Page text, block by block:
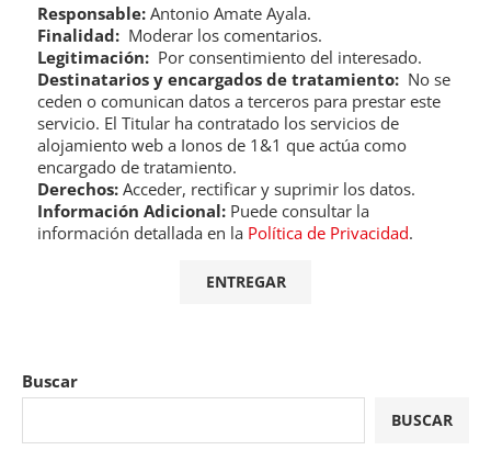
Responsable: Antonio Amate Ayala.
Finalidad: Moderar los comentarios.
Legitimación: Por consentimiento del interesado.
Destinatarios y encargados de tratamiento: No se
ceden o comunican datos a terceros para prestar este
servicio. El Titular ha contratado los servicios de
alojamiento web a Ionos de 1&1 que actúa como
encargado de tratamiento.
Derechos: Acceder, rectificar y suprimir los datos.
Información Adicional: Puede consultar la
información detallada en la Política de Privacidad.
Buscar
BUSCAR